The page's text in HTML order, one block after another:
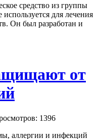
средство из группы
для лечения
Он был разработан и
от
1396